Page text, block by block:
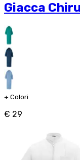
Giacca
+ Colori
€ 29